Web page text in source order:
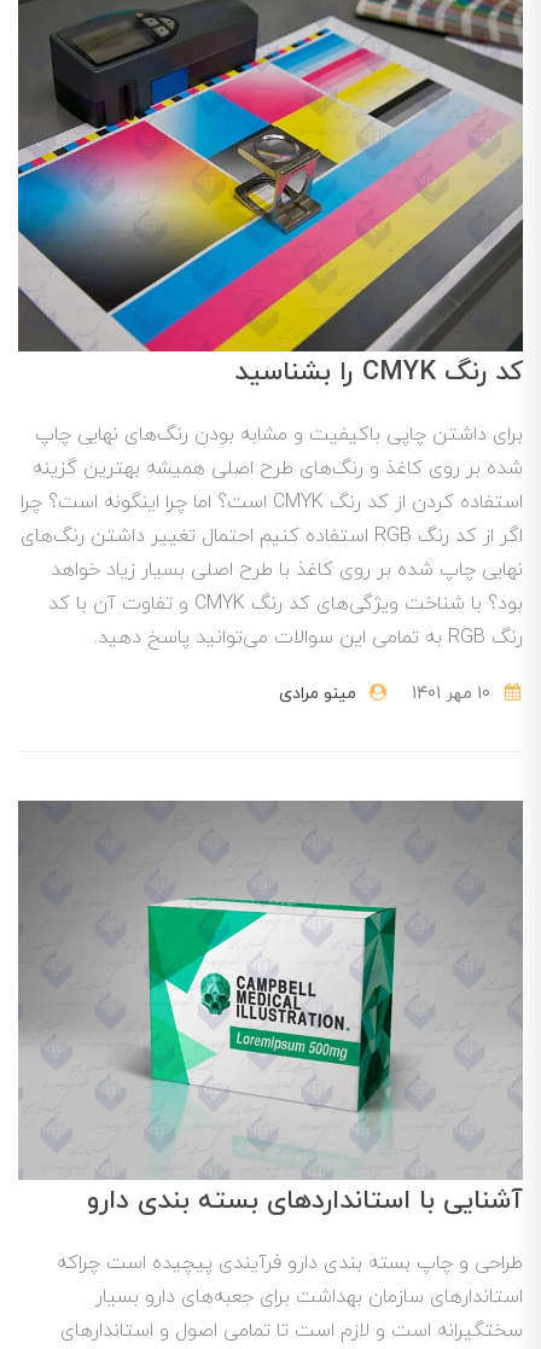
کد رنگ CMYK را بشناسید
برای داشتن چاپی باکیفیت و مشابه بودن رنگ‌های نهایی چاپ
شده بر روی کاغذ و رنگ‌های طرح اصلی همیشه بهترین گزینه
استفاده کردن از کد رنگ CMYK است؟ اما چرا اینگونه است؟ چرا
اگر از کد رنگ RGB استفاده کنیم احتمال تغییر داشتن رنگ‌های
نهایی چاپ شده بر روی کاغذ با طرح اصلی بسیار زیاد خواهد
بود؟ با شناخت ویژگی‌های کد رنگ CMYK و تفاوت آن با کد
رنگ RGB به تمامی این سوالات می‌توانید پاسخ دهید.
مینو مرادی
آشنایی با استانداردهای بسته بندی دارو
طراحی و چاپ بسته بندی دارو فرآیندی پیچیده است چراکه
استاندارهای سازمان بهداشت برای جعبه‌های دارو بسیار
سختگیرانه است و لازم است تا تمامی اصول و استاندارهای